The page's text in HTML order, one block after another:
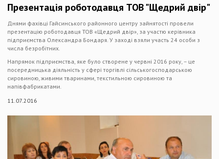
Презентація роботодавця ТОВ "Щедрий двір"
Днями фахівці Гайсинського районного центру зайнятості провели
презентацію роботодавця ТОВ «Щедрий двір», за участю керівника
підприємства Олександра Бондаря. У заході взяли участь 24 особи з
числа безробітних.
Напрямок підприємства, яке було створене у червні 2016 року, – це
посередницька діяльність у сфері торгівлі сільськогосподарською
сировиною, живими тваринами, текстильною сировиною та
напівфабрикатами.
11.07.2016